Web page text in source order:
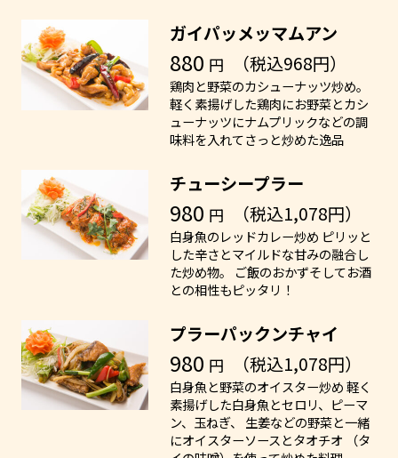
ガイパッメッマムアン
880 円 （税込968円）
鶏肉と野菜のカシューナッツ炒め。
軽く素揚げした鶏肉にお野菜とカシ
ューナッツにナムプリックなどの調
味料を入れてさっと炒めた逸品
チューシープラー
980 円 （税込1,078円）
白身魚のレッドカレー炒め ピリッと
した辛さとマイルドな甘みの融合し
た炒め物。 ご飯のおかずそしてお酒
との相性もピッタリ！
プラーパックンチャイ
980 円 （税込1,078円）
白身魚と野菜のオイスター炒め 軽く
素揚げした白身魚とセロリ、ピーマ
ン、玉ねぎ、 生姜などの野菜と一緒
にオイスターソースとタオチオ （タ